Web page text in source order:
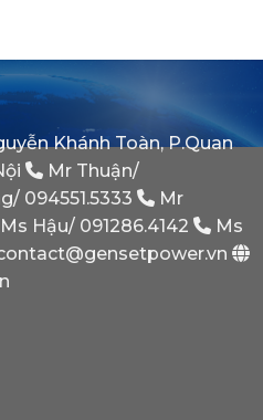
Của
Bình
Minh
Tại
Sao
Phát
Dự
Phòng
Bắt
Phải
Có?
Khánh Toàn, P.Quan
Mr Thuận/
094551.5333
Mr
Hậu/ 091286.4142
Ms